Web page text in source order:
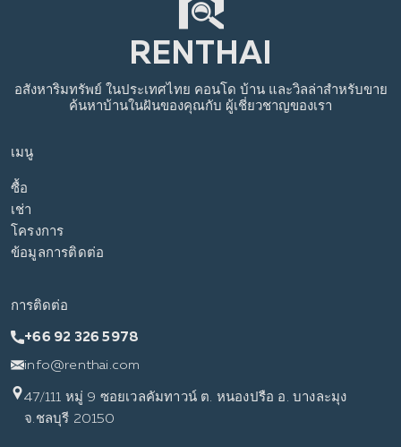
เมนู
ซื้อ
เช่า
โครงการ
ข้อมูลการติดต่อ
อสังหาริมทรัพย์ ในประเทศไทย คอนโด บ้าน และวิลล่าสำหรับขาย
ค้นหาบ้านในฝันของคุณกับ ผู้เชี่ยวชาญของเรา
การติดต่อ
+66 92 326 5978
info@renthai.com
47/111 หมู่ 9 ซอยเวลคัมทาวน์ ต. หนองปรือ อ. บางละมุง
จ.ชลบุรี 20150